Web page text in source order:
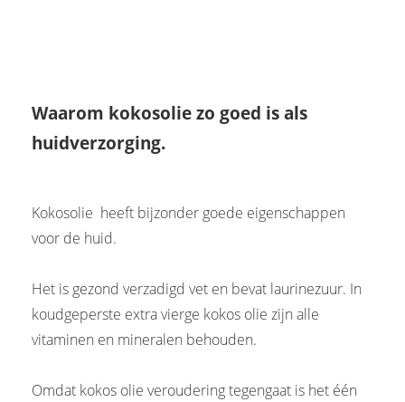
Waarom kokosolie zo goed is als
huidverzorging.
Kokosolie heeft bijzonder goede eigenschappen
voor de huid.
Het is gezond verzadigd vet en bevat laurinezuur. In
koudgeperste extra vierge kokos olie zijn alle
vitaminen en mineralen behouden.
Omdat kokos olie veroudering tegengaat is het één